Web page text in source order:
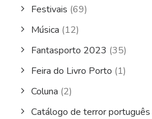
Festivais (69)
Música (12)
Fantasporto 2023 (35)
Feira do Livro Porto (1)
Coluna (2)
Catálogo de terror português